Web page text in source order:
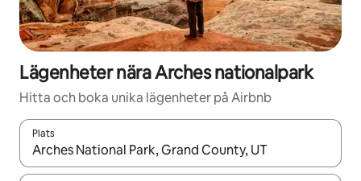
Lägenheter nära Arches nationalpark
Hitta och boka unika lägenheter på Airbnb
Plats
När resultaten är tillgängliga kan du navigera med upp- och